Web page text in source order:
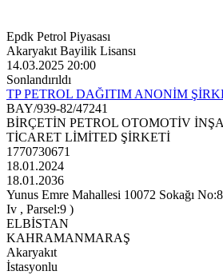
Epdk Petrol Piyasası
Akaryakıt Bayilik Lisansı
14.03.2025 20:00
Sonlandırıldı
TP PETROL DAĞITIM ANONİM
BAY/939-82/47241
BİRÇETİN PETROL OTOMOTİV
TİCARET LİMİTED ŞİRKETİ
1770730671
18.01.2024
18.01.2036
Yunus Emre Mahallesi 10072 Sokağı
Iv , Parsel:9 )
ELBİSTAN
KAHRAMANMARAŞ
Akaryakıt
İstasyonlu